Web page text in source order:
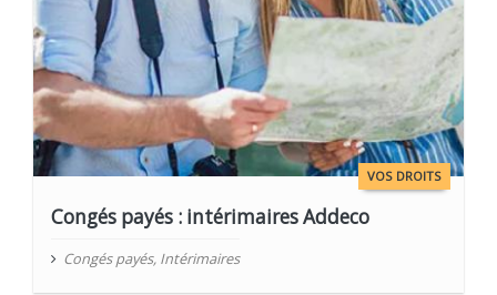
VOS DROITS
Congés payés : intérimaires Addeco
Congés payés, Intérimaires